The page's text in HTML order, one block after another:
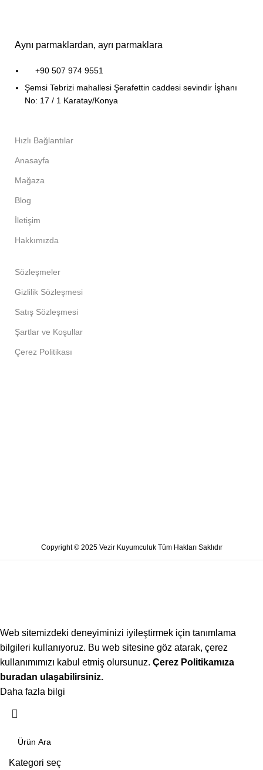
Aynı parmaklardan, ayrı parmaklara
+90 507 974 9551
Şemsi Tebrizi mahallesi Şerafettin caddesi sevindir İşhanı
No: 17 / 1 Karatay/Konya
Hızlı Bağlantılar
Anasayfa
Mağaza
Blog
İletişim
Hakkımızda
Sözleşmeler
Gizlilik Sözleşmesi
Satış Sözleşmesi
Şartlar ve Koşullar
Çerez Politikası
Copyright © 2025 Vezir Kuyumculuk Tüm Hakları Saklıdır
Web sitemizdeki deneyiminizi iyileştirmek için tanımlama
bilgileri kullanıyoruz. Bu web sitesine göz atarak, çerez
kullanımımızı kabul etmiş olursunuz. Çerez Politikamıza
buradan ulaşabilirsiniz.
Daha fazla bilgi
Kategori seç